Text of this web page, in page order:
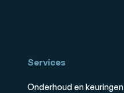
Services
Onderhoud en keuringen